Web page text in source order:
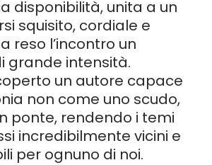
disponibilità, unita a un
squisito, cordiale e
reso l’incontro un
grande intensità.
un autore capace
non come uno scudo,
ponte, rendendo i temi
incredibilmente vicini e
per ognuno di noi.